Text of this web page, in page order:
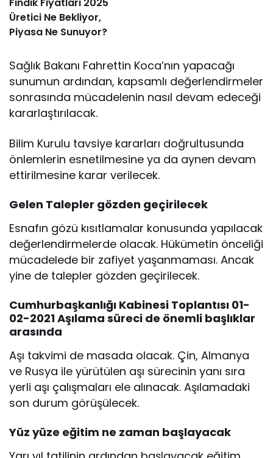
Fındık Fiyatları 2025
Üretici Ne Bekliyor,
Piyasa Ne Sunuyor?
Sağlık Bakanı Fahrettin Koca’nın yapacağı
sunumun ardından, kapsamlı değerlendirmeler
sonrasında mücadelenin nasıl devam edeceği
kararlaştırılacak.
Bilim Kurulu tavsiye kararları doğrultusunda
önlemlerin esnetilmesine ya da aynen devam
ettirilmesine karar verilecek.
Gelen Talepler gözden geçirilecek
Esnafın gözü kısıtlamalar konusunda yapılacak
değerlendirmelerde olacak. Hükümetin önceliği
mücadelede bir zafiyet yaşanmaması. Ancak
yine de talepler gözden geçirilecek.
Cumhurbaşkanlığı Kabinesi Toplantısı 01-
02-2021 Aşılama süreci de önemli başlıklar
arasında
Aşı takvimi de masada olacak. Çin, Almanya
ve Rusya ile yürütülen aşı sürecinin yanı sıra
yerli aşı çalışmaları ele alınacak. Aşılamadaki
son durum görüşülecek.
Yüz yüze eğitim ne zaman başlayacak